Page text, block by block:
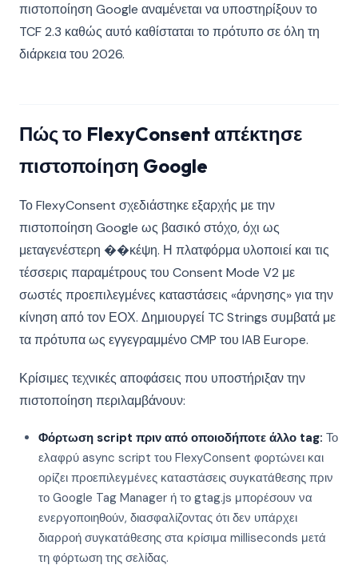
πιστοποίηση Google αναμένεται να υποστηρίξουν το
TCF 2.3 καθώς αυτό καθίσταται το πρότυπο σε όλη τη
διάρκεια του 2026.
Πώς το FlexyConsent απέκτησε
πιστοποίηση Google
Το FlexyConsent σχεδιάστηκε εξαρχής με την
πιστοποίηση Google ως βασικό στόχο, όχι ως
μεταγενέστερη ��κέψη. Η πλατφόρμα υλοποιεί και τις
τέσσερις παραμέτρους του Consent Mode V2 με
σωστές προεπιλεγμένες καταστάσεις «άρνησης» για την
κίνηση από τον ΕΟΧ. Δημιουργεί TC Strings συμβατά με
τα πρότυπα ως εγγεγραμμένο CMP του IAB Europe.
Κρίσιμες τεχνικές αποφάσεις που υποστήριξαν την
πιστοποίηση περιλαμβάνουν:
Φόρτωση script πριν από οποιοδήποτε άλλο tag: Το
ελαφρύ async script του FlexyConsent φορτώνει και
ορίζει προεπιλεγμένες καταστάσεις συγκατάθεσης πριν
το Google Tag Manager ή το gtag.js μπορέσουν να
ενεργοποιηθούν, διασφαλίζοντας ότι δεν υπάρχει
διαρροή συγκατάθεσης στα κρίσιμα milliseconds μετά
τη φόρτωση της σελίδας.